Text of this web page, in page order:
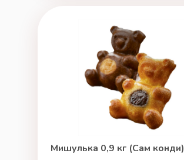
Мишулька 0,9 кг (Сам конди)